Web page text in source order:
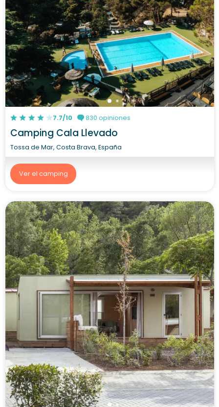
7.7/10 830 opiniones
Camping Cala Llevado
Tossa de Mar, Costa Brava, España
Ver el camping